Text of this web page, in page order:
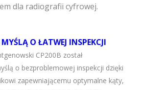
dla radiografii cyfrowej.
O ŁATWEJ INSPEKCJI
CP200B został
o bezproblemowej inspekcji dzięki
zapewniającemu optymalne kąty,